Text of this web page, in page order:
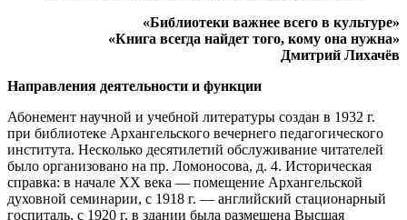
«Библиотеки важнее всего в культуре»
«Книга всегда найдет того, кому она нужна»
Дмитрий Лихачёв
Направления деятельности и функции
Абонемент научной и учебной литературы создан в 1932 г.
при библиотеке Архангельского вечернего педагогического
института. Несколько десятилетий обслуживание читателей
было организовано на пр. Ломоносова, д. 4. Историческая
справка: в начале XX века — помещение Архангельской
духовной семинарии, с 1918 г. — английский стационарный
госпиталь, с 1920 г. в здании была размещена Высшая